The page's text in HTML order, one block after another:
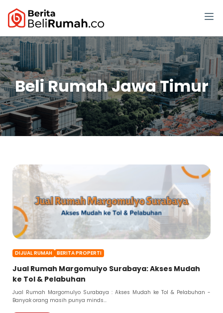
Beli Rumah Jawa Timur
DIJUAL RUMAH BERITA PROPERTI
Jual Rumah Margomulyo Surabaya: Akses Mudah
ke Tol & Pelabuhan
Jual Rumah Margomulyo Surabaya : Akses Mudah ke Tol & Pelabuhan -
Banyak orang masih punya minds...